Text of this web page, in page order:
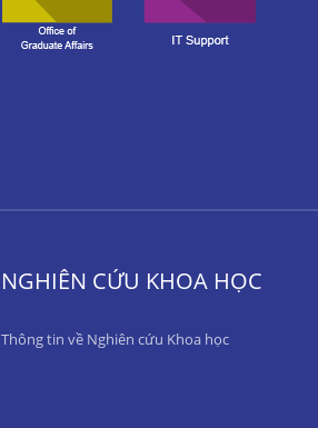
NGHIÊN CỨU KHOA HỌC
Thông tin về Nghiên cứu Khoa học